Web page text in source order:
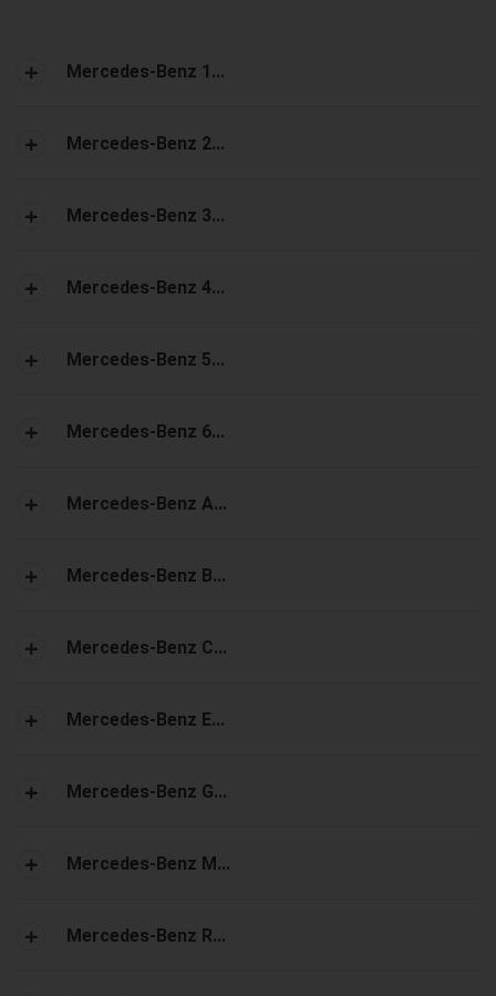
Mercedes-Benz 1...
Mercedes-Benz 2...
Mercedes-Benz 3...
Mercedes-Benz 4...
Mercedes-Benz 5...
Mercedes-Benz 6...
Mercedes-Benz A...
Mercedes-Benz B...
Mercedes-Benz C...
Mercedes-Benz E...
Mercedes-Benz G...
Mercedes-Benz M...
Mercedes-Benz R...